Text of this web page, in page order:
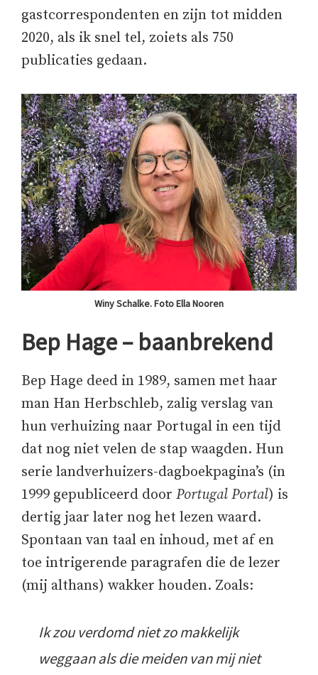
gastcorrespondenten en zijn tot midden
2020, als ik snel tel, zoiets als 750
publicaties gedaan.
Winy Schalke. Foto Ella Nooren
Bep Hage – baanbrekend
Bep Hage deed in 1989, samen met haar
man Han Herbschleb, zalig verslag van
hun verhuizing naar Portugal in een tijd
dat nog niet velen de stap waagden. Hun
serie landverhuizers-dagboekpagina’s (in
1999 gepubliceerd door Portugal Portal) is
dertig jaar later nog het lezen waard.
Spontaan van taal en inhoud, met af en
toe intrigerende paragrafen die de lezer
(mij althans) wakker houden. Zoals:
Ik zou verdomd niet zo makkelijk
weggaan als die meiden van mij niet